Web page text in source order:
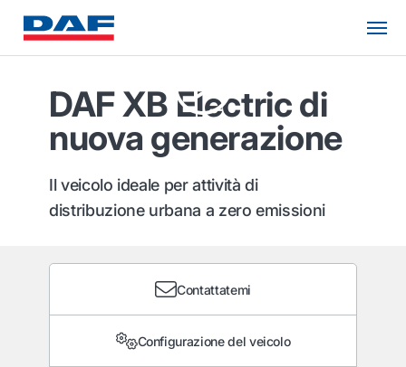
DAF XB Electric di
nuova generazione
Il veicolo ideale per attività di
distribuzione urbana a zero emissioni
Contattatemi
Configurazione del veicolo